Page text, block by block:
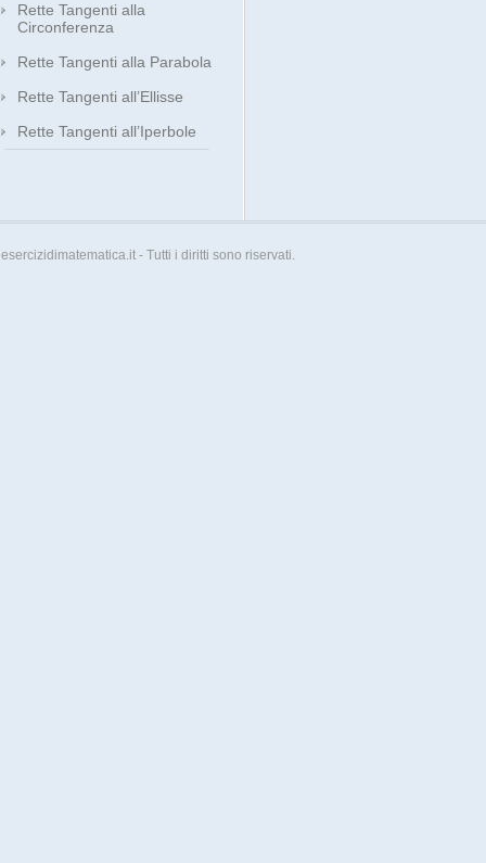
Rette Tangenti alla
Circonferenza
Rette Tangenti alla Parabola
Rette Tangenti all’Ellisse
Rette Tangenti all’Iperbole
esercizidimatematica.it - Tutti i diritti sono riservati.